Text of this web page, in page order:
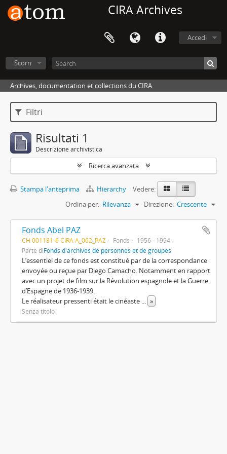
CIRA Archives
Accedi
Scorri
Archives, documentation et collections du CIRA
Filtri
Risultati 1
Descrizione archivistica
Ricerca avanzata
Stampa l'anteprima Hierarchy
Vedere:
Ordina per: Rilevanza Direzione: Crescente
Fonds Abel PAZ
CH 001181-6 CIRA A_062_PAZ Fonds
1956 - 1994
Parte diFonds d'archives de personnes et de groupes
L’essentiel de ce fonds est constitué par de la correspondance
envoyée ou reçue par Diego Camacho. Notamment en rapport
avec un projet de film sur la Révolution espagnole et la Guerre
d’Espagne de 1936-1939.
Le réalisateur pressenti était le cinéaste ... »
Senza titolo